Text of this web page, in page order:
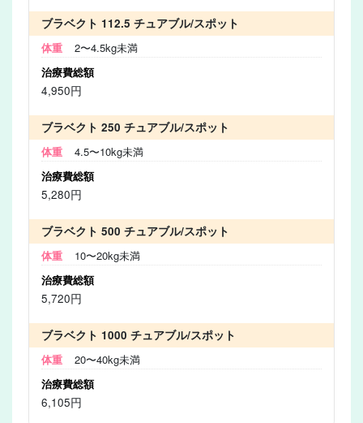
ブラベクト 112.5 チュアブル/スポット
2〜4.5kg未満
4,950円
ブラベクト 250 チュアブル/スポット
4.5〜10kg未満
5,280円
ブラベクト 500 チュアブル/スポット
10〜20kg未満
5,720円
ブラベクト 1000 チュアブル/スポット
20〜40kg未満
6,105円